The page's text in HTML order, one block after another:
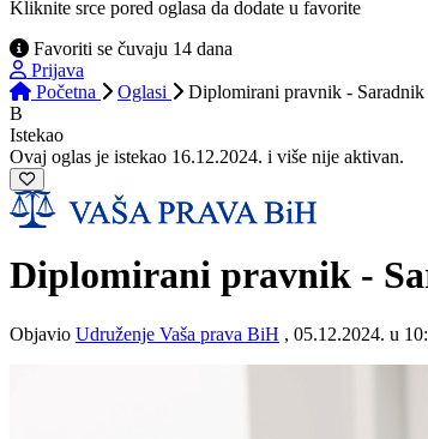
Kliknite srce pored oglasa da dodate u favorite
Favoriti se čuvaju 14 dana
Prijava
Početna
Oglasi
Diplomirani pravnik - Saradnik
B
Istekao
Ovaj oglas je istekao 16.12.2024. i više nije aktivan.
Diplomirani pravnik -
Objavio Udruženje Vaša prava BiH , 05.12.2024. u